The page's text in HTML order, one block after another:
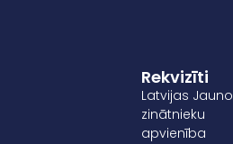
Rekvizīti
Latvijas Jauno
zinātnieku
apvienība